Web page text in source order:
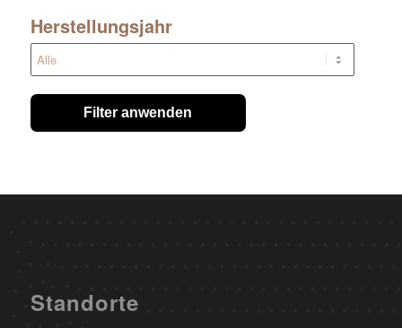
Herstellungsjahr
Filter anwenden
Standorte